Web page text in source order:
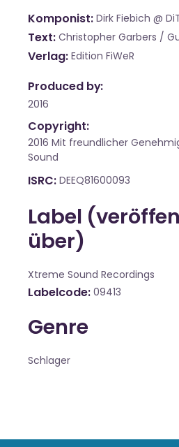
Komponist Dirk Fiebich @
Text Christopher Garbers /
Verlag Edition FiWeR
Produced by:
2016
Copyright:
2016 Mit freundlicher
Sound
ISRC DEEQ81600093
Label
über)
Xtreme Sound Recordings
Labelcode 09413
Genre
Schlager